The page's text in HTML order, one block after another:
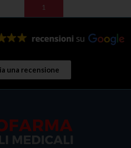
AGGIUNGI AL CARRELLO
una recensione